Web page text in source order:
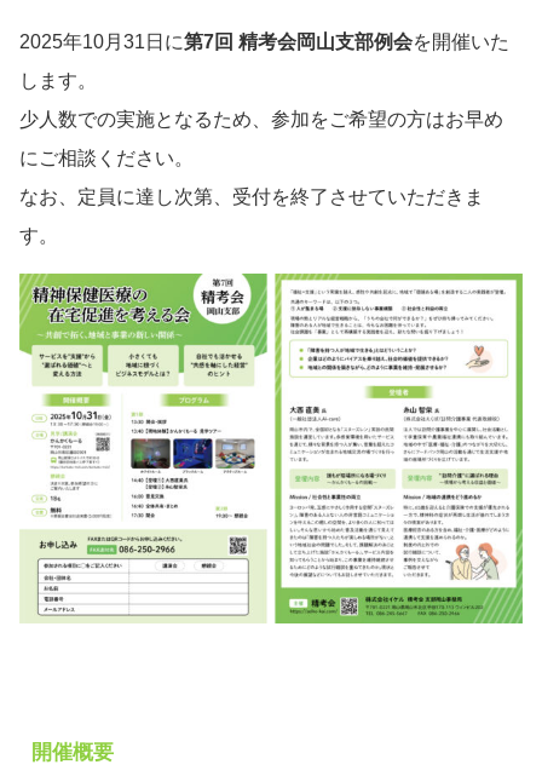
2025年10月31日に第7回 精考会岡山支部例会を開催いた
します。
少人数での実施となるため、参加をご希望の方はお早め
にご相談ください。
なお、定員に達し次第、受付を終了させていただきま
す。
開催概要